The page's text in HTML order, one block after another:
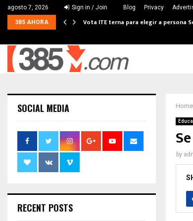
agosto 7, 2026 Sign in / Join Blog Privacy
385 AHORA Vota ITE terna para elegir a persona
Home
by
SOCIAL MEDIA
RECENT POSTS